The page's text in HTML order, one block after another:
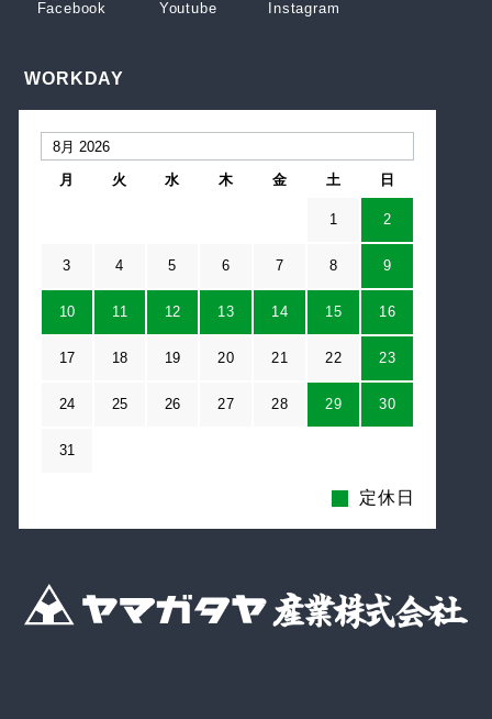
WORKDAY
月 火 水 木 金 土 日
1 2
3 4 5 6 7 8 9
10 11 12 13 14 15 16
17 18 19 20 21 22 23
24 25 26 27 28 29 30
31